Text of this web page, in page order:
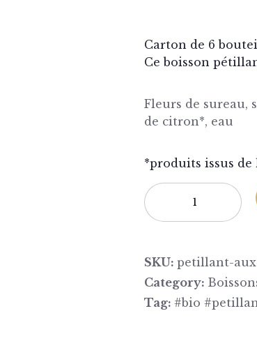
Carton de 6
Ce boisson
Fleurs de sureau,
de citron*, eau
*produits issus
SKU: petillant-
Category:
Tag: #bio